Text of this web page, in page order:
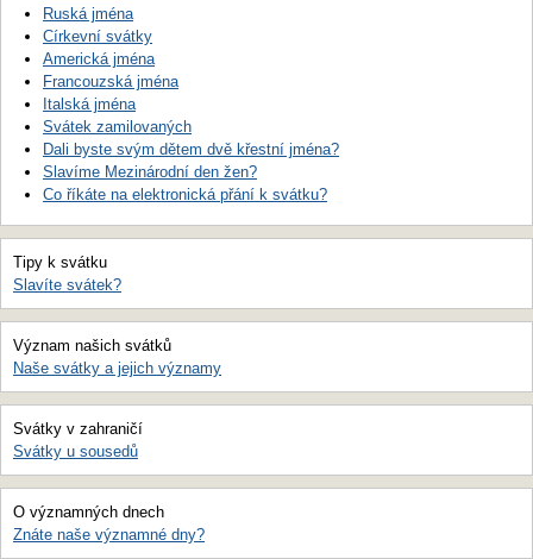
Ruská jména
Církevní svátky
Americká jména
Francouzská jména
Italská jména
Svátek zamilovaných
Dali byste svým dětem dvě křestní jména?
Slavíme Mezinárodní den žen?
Co říkáte na elektronická přání k svátku?
Tipy k svátku
Slavíte svátek?
Význam našich svátků
Naše svátky a jejich významy
Svátky v zahraničí
Svátky u sousedů
O významných dnech
Znáte naše významné dny?